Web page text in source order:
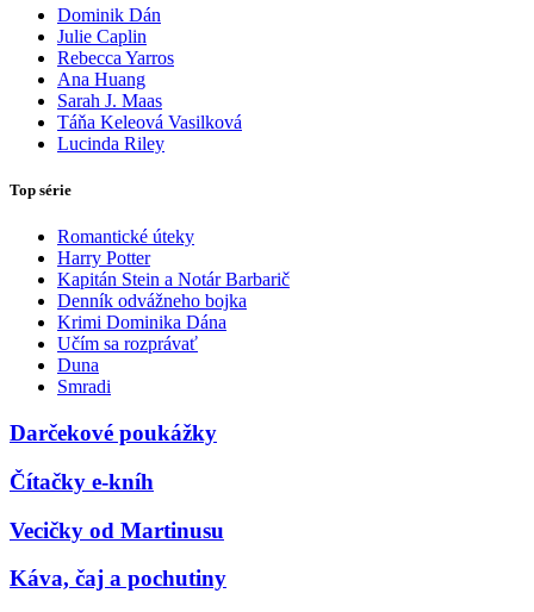
Dominik Dán
Julie Caplin
Rebecca Yarros
Ana Huang
Sarah J. Maas
Táňa Keleová Vasilková
Lucinda Riley
Top série
Romantické úteky
Harry Potter
Kapitán Stein a Notár Barbarič
Denník odvážneho bojka
Krimi Dominika Dána
Učím sa rozprávať
Duna
Smradi
Darčekové poukážky
Čítačky e-kníh
Vecičky od Martinusu
Káva, čaj a pochutiny